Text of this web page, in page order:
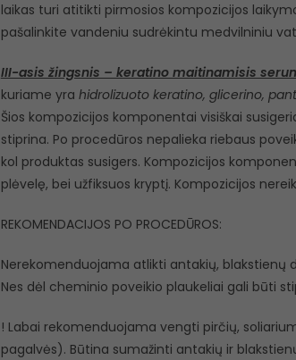
laikas turi atitikti pirmosios kompozicijos
pašalinkite vandeniu sudrėkintu medvilniniu
III-asis žingsnis – keratino maitinamisis
kuriame yra hidrolizuoto keratino, glicerino,
Šios kompozicijos komponentai visiškai
stiprina. Po procedūros nepalieka riebaus
kol produktas susigers. Kompozicijos
plėvelę, bei užfiksuos kryptį. Kompozicijos
REKOMENDACIJOS PO PROCEDŪROS:
Nerekomenduojama atlikti antakių, blakstienų
Nes dėl cheminio poveikio plaukeliai gali būti
! Labai rekomenduojama vengti pirčių,
pagalvės). Būtina sumažinti antakių ir